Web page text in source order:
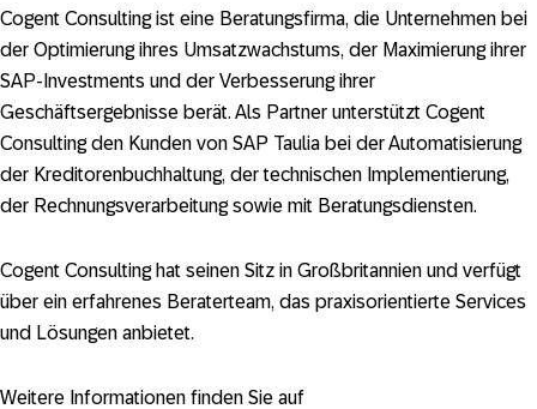
Cogent Consulting ist eine Beratungsfirma, die Unternehmen bei
der Optimierung ihres Umsatzwachstums, der Maximierung ihrer
SAP-Investments und der Verbesserung ihrer
Geschäftsergebnisse berät. Als Partner unterstützt Cogent
Consulting den Kunden von SAP Taulia bei der Automatisierung
der Kreditorenbuchhaltung, der technischen Implementierung,
der Rechnungsverarbeitung sowie mit Beratungsdiensten.
Cogent Consulting hat seinen Sitz in Großbritannien und verfügt
über ein erfahrenes Beraterteam, das praxisorientierte Services
und Lösungen anbietet.
Weitere Informationen finden Sie auf